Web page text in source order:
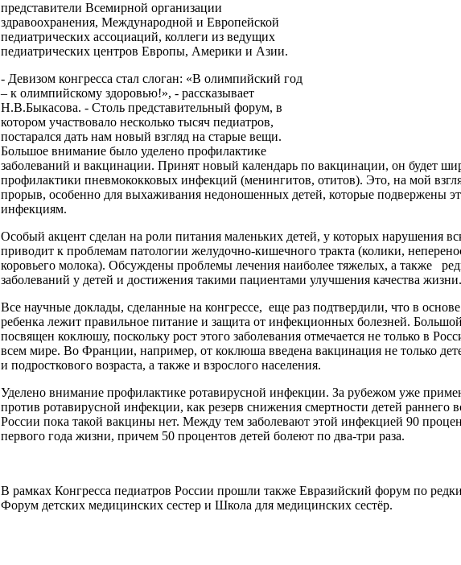
представители Всемирной организации
здравоохранения, Международной и Европейской
педиатрических ассоциаций, коллеги из ведущих
педиатрических центров Европы, Америки и Азии.
- Девизом конгресса стал слоган: «В олимпийский год
– к олимпийскому здоровью!», - рассказывает
Н.В.Быкасова. - Столь представительный форум, в
котором участвовало несколько тысяч педиатров,
постарался дать нам новый взгляд на старые вещи.
Большое внимание было уделено профилактике
заболеваний и вакцинации. Принят новый календарь по вакцинации, он будет
профилактики пневмококковых инфекций (менингитов, отитов). Это, на мой
прорыв, особенно для выхаживания недоношенных детей, которые подвержены
инфекциям.
Особый акцент сделан на роли питания маленьких детей, у которых нарушения
приводит к проблемам патологии желудочно-кишечного тракта (колики,
коровьего молока). Обсуждены проблемы лечения наиболее тяжелых, а также
заболеваний у детей и достижения такими пациентами улучшения качества жизни.
Все научные доклады, сделанные на конгрессе, еще раз подтвердили, что в основе
ребенка лежит правильное питание и защита от инфекционных болезней.
посвящен коклюшу, поскольку рост этого заболевания отмечается не только в
всем мире. Во Франции, например, от коклюша введена вакцинация не только
и подросткового возраста, а также и взрослого населения.
Уделено внимание профилактике ротавирусной инфекции. За рубежом уже
против ротавирусной инфекции, как резерв снижения смертности детей раннего
России пока такой вакцины нет. Между тем заболевают этой инфекцией 90
первого года жизни, причем 50 процентов детей болеют по два-три раза.
В рамках Конгресса педиатров России прошли также Евразийский форум по
Форум детских медицинских сестер и Школа для медицинских сестёр.